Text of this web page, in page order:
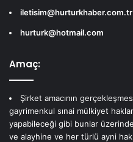
iletisim@hurturkhaber.com.tr
hurturk@hotmail.com
Amaç:
Şirket amacının
gayrimenkul sınai mülkiyet
yapabileceği gibi bunlar
ve alayhine ve her türlü ayni